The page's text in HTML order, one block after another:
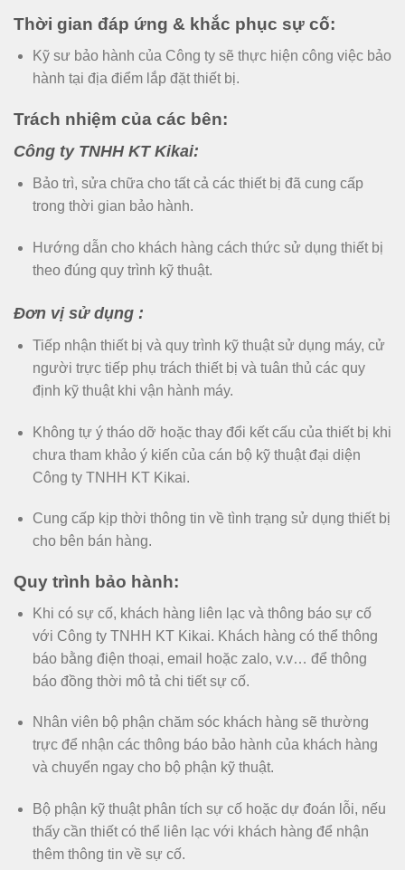
Thời gian đáp ứng & khắc phục sự cố:
Kỹ sư bảo hành của Công ty sẽ thực hiện công việc bảo
hành tại địa điểm lắp đặt thiết bị.
Trách nhiệm của các bên:
Công ty TNHH KT Kikai:
Bảo trì, sửa chữa cho tất cả các thiết bị đã cung cấp
trong thời gian bảo hành.
Hướng dẫn cho khách hàng cách thức sử dụng thiết bị
theo đúng quy trình kỹ thuật.
Đơn vị sử dụng :
Tiếp nhận thiết bị và quy trình kỹ thuật sử dụng máy, cử
người trực tiếp phụ trách thiết bị và tuân thủ các quy
định kỹ thuật khi vận hành máy.
Không tự ý tháo dỡ hoặc thay đổi kết cấu của thiết bị khi
chưa tham khảo ý kiến của cán bộ kỹ thuật đại diện
Công ty TNHH KT Kikai.
Cung cấp kịp thời thông tin về tình trạng sử dụng thiết bị
cho bên bán hàng.
Quy trình bảo hành:
Khi có sự cố, khách hàng liên lạc và thông báo sự cố
với Công ty TNHH KT Kikai. Khách hàng có thể thông
báo bằng điện thoại, email hoặc zalo, v.v… để thông
báo đồng thời mô tả chi tiết sự cố.
Nhân viên bộ phận chăm sóc khách hàng sẽ thường
trực để nhận các thông báo bảo hành của khách hàng
và chuyển ngay cho bộ phận kỹ thuật.
Bộ phận kỹ thuật phân tích sự cố hoặc dự đoán lỗi, nếu
thấy cần thiết có thể liên lạc với khách hàng để nhận
thêm thông tin về sự cố.